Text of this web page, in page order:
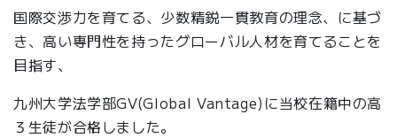
国際交渉力を育てる、少数精鋭一貫教育の理念、に基づ
き、高い専門性を持ったグローバル人材を育てることを
目指す、
九州大学法学部GV(Global Vantage)に当校在籍中の高
３生徒が合格しました。